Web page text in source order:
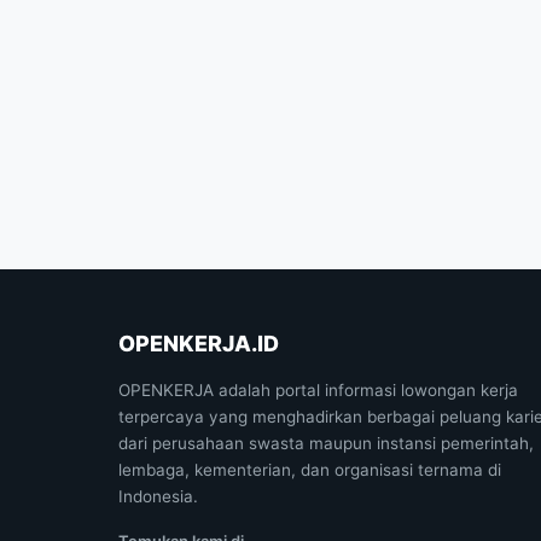
OPENKERJA.ID
OPENKERJA adalah portal informasi lowongan kerja
terpercaya yang menghadirkan berbagai peluang
dari perusahaan swasta maupun instansi pemerintah,
lembaga, kementerian, dan organisasi ternama di
Indonesia.